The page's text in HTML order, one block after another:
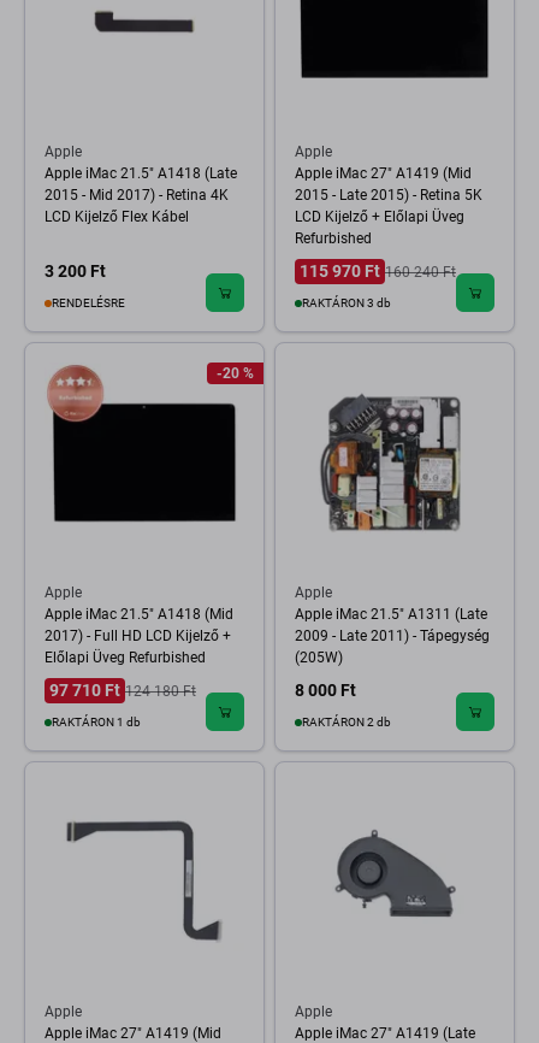
Apple
Apple iMac 21.5" A1418 (Late
2015 - Mid 2017) - Retina 4K
LCD Kijelző Flex Kábel
3 200 Ft
RENDELÉSRE
Apple
Apple iMac 27" A1419 (Mid
2015 - Late 2015) - Retina 5K
LCD Kijelző + Előlapi Üveg
Refurbished
115 970 Ft 160 240 Ft
RAKTÁRON 3 db
-20 %
Apple
Apple iMac 21.5" A1418 (Mid
2017) - Full HD LCD Kijelző +
Előlapi Üveg Refurbished
97 710 Ft 124 180 Ft
RAKTÁRON 1 db
Apple
Apple iMac 21.5" A1311 (Late
2009 - Late 2011) - Tápegység
(205W)
8 000 Ft
RAKTÁRON 2 db
Apple
Apple iMac 27" A1419 (Mid
Apple
Apple iMac 27" A1419 (Late